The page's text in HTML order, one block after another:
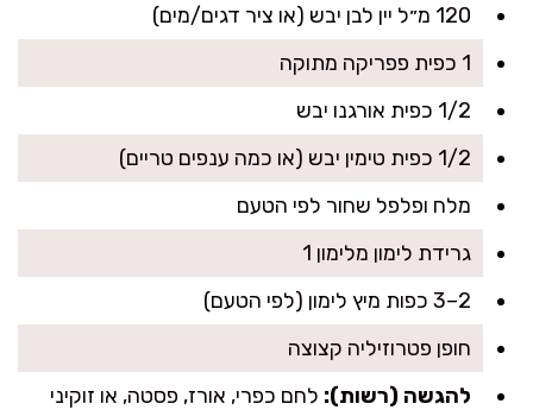
120 מ״ל יין לבן יבש (או ציר דגים/מים)
1 כפית פפריקה מתוקה
1/2 כפית אורגנו יבש
1/2 כפית טימין יבש (או כמה ענפים טריים)
מלח ופלפל שחור לפי הטעם
גרידת לימון מלימון 1
2–3 כפות מיץ לימון (לפי הטעם)
חופן פטרוזיליה קצוצה
להגשה (רשות): לחם כפרי, אורז, פסטה, או זוקיני